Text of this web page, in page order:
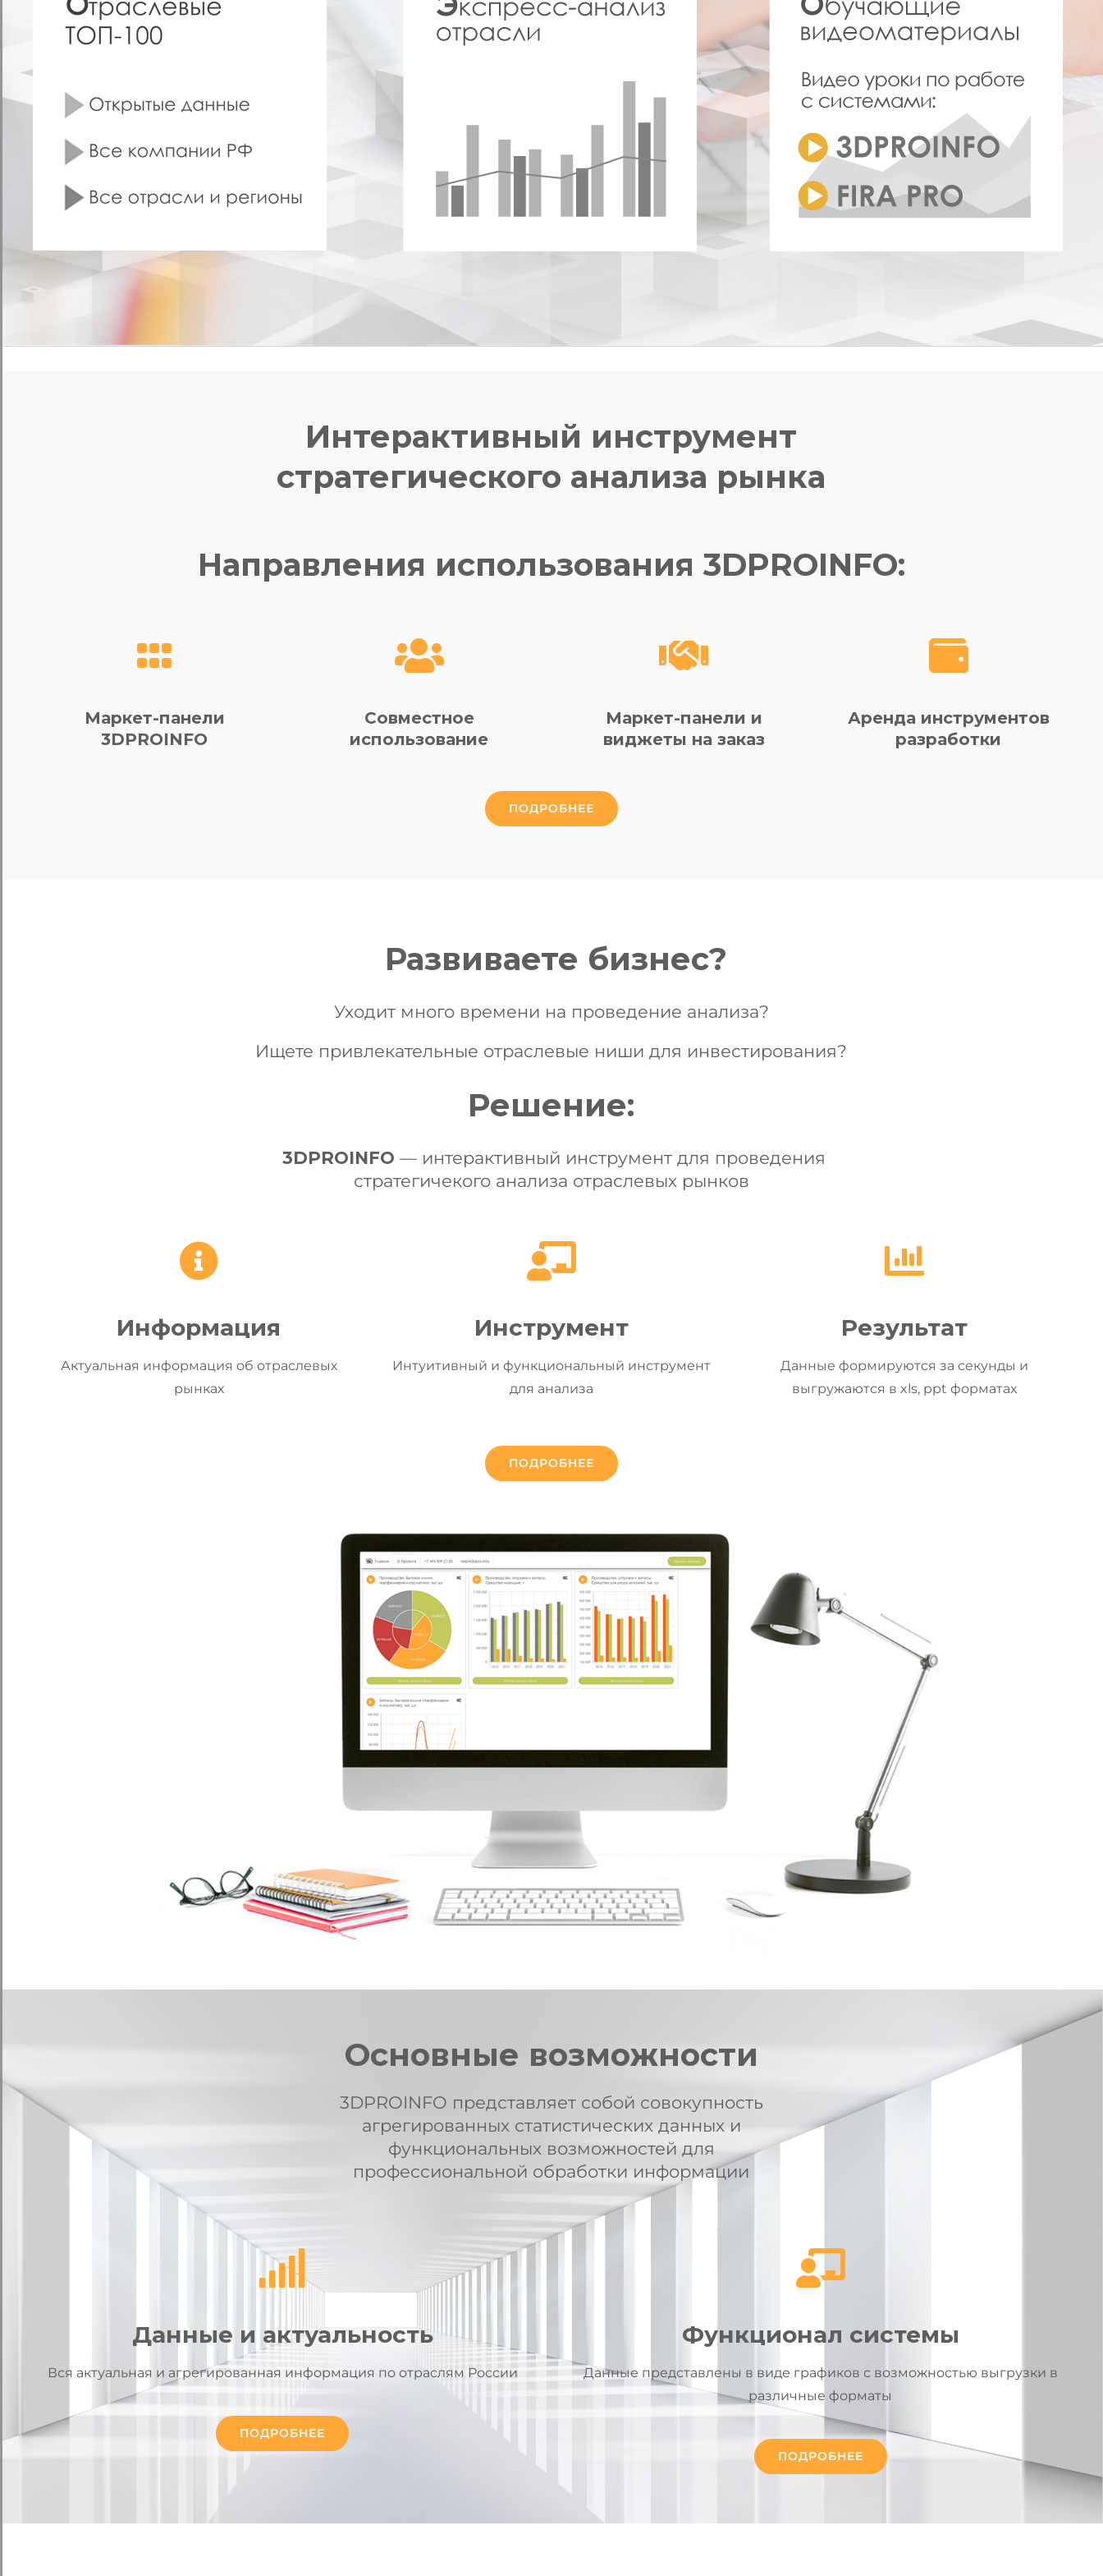
Интерактивный инструмент
стратегического анализа рынка
Направления использования 3DPROINFO:
Маркет-панели
3DPROINFO
Совместное
использование
Маркет-панели и
виджеты на заказ
Аренда инструментов
разработки
ПОДРОБНЕЕ
Развиваете бизнес?
Уходит много времени на проведение анализа?
Ищете привлекательные отраслевые ниши для инвестирования?
Решение:
3DPROINFO — интерактивный инструмент для проведения
стратегичекого анализа отраслевых рынков
Информация
Актуальная информация об отраслевых
рынках
Инструмент
Интуитивный и функциональный инструмент
для анализа
Результат
Данные формируются за секунды и
выгружаются в xls, ppt форматах
ПОДРОБНЕЕ
Основные возможности
3DPROINFO представляет собой совокупность
агрегированных статистических данных и
функциональных возможностей для
профессиональной обработки информации
Данные и актуальность
Вся актуальная и агрегированная информация по отраслям России
ПОДРОБНЕЕ
Функционал системы
Данные представлены в виде графиков с возможностью выгрузки в
различные форматы
ПОДРОБНЕЕ